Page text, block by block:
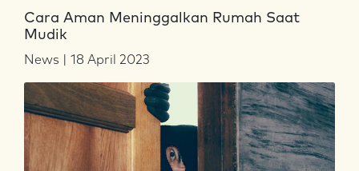
Cara Aman Meninggalkan Rumah Saat
Mudik
News | 18 April 2023